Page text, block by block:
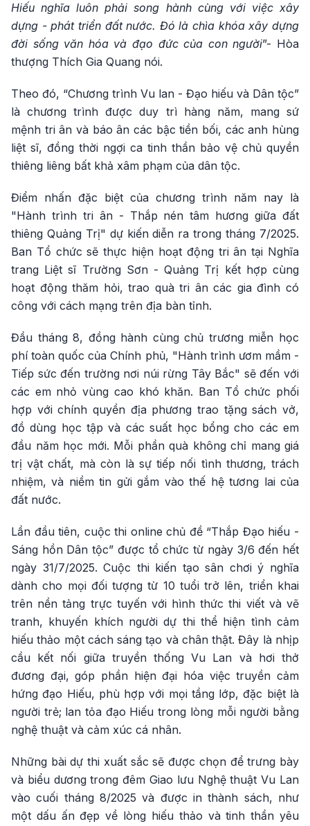
Hiếu nghĩa luôn phải song hành cùng với việc xây
dựng - phát triển đất nước. Đó là chìa khóa xây dựng
đời sống văn hóa và đạo đức của con người”- Hòa
thượng Thích Gia Quang nói.
Theo đó, “Chương trình Vu lan - Đạo hiếu và Dân tộc”
là chương trình được duy trì hàng năm, mang sứ
mệnh tri ân và báo ân các bậc tiền bối, các anh hùng
liệt sĩ, đồng thời ngợi ca tinh thần bảo vệ chủ quyền
thiêng liêng bất khả xâm phạm của dân tộc.
Điểm nhấn đặc biệt của chương trình năm nay là
"Hành trình tri ân - Thắp nén tâm hương giữa đất
thiêng Quảng Trị" dự kiến diễn ra trong tháng 7/2025.
Ban Tổ chức sẽ thực hiện hoạt động tri ân tại Nghĩa
trang Liệt sĩ Trường Sơn - Quảng Trị kết hợp cùng
hoạt động thăm hỏi, trao quà tri ân các gia đình có
công với cách mạng trên địa bàn tỉnh.
Đầu tháng 8, đồng hành cùng chủ trương miễn học
phí toàn quốc của Chính phủ, "Hành trình ươm mầm -
Tiếp sức đến trường nơi núi rừng Tây Bắc" sẽ đến với
các em nhỏ vùng cao khó khăn. Ban Tổ chức phối
hợp với chính quyền địa phương trao tặng sách vở,
đồ dùng học tập và các suất học bổng cho các em
đầu năm học mới. Mỗi phần quà không chỉ mang giá
trị vật chất, mà còn là sự tiếp nối tình thương, trách
nhiệm, và niềm tin gửi gắm vào thế hệ tương lai của
đất nước.
Lần đầu tiên, cuộc thi online chủ đề “Thắp Đạo hiếu -
Sáng hồn Dân tộc” được tổ chức từ ngày 3/6 đến hết
ngày 31/7/2025. Cuộc thi kiến tạo sân chơi ý nghĩa
dành cho mọi đối tượng từ 10 tuổi trở lên, triển khai
trên nền tảng trực tuyến với hình thức thi viết và vẽ
tranh, khuyến khích người dự thi thể hiện tình cảm
hiếu thảo một cách sáng tạo và chân thật. Đây là nhịp
cầu kết nối giữa truyền thống Vu Lan và hơi thở
đương đại, góp phần hiện đại hóa việc truyền cảm
hứng đạo Hiếu, phù hợp với mọi tầng lớp, đặc biệt là
người trẻ; lan tỏa đạo Hiếu trong lòng mỗi người bằng
nghệ thuật và cảm xúc cá nhân.
Những bài dự thi xuất sắc sẽ được chọn để trưng bày
và biểu dương trong đêm Giao lưu Nghệ thuật Vu Lan
vào cuối tháng 8/2025 và được in thành sách, như
một dấu ấn đẹp về lòng hiếu thảo và tinh thần yêu